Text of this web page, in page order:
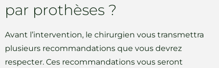
par prothèses ?
Avant l’intervention, le chirurgien vous transmettra
plusieurs recommandations que vous devrez
respecter. Ces recommandations vous seront